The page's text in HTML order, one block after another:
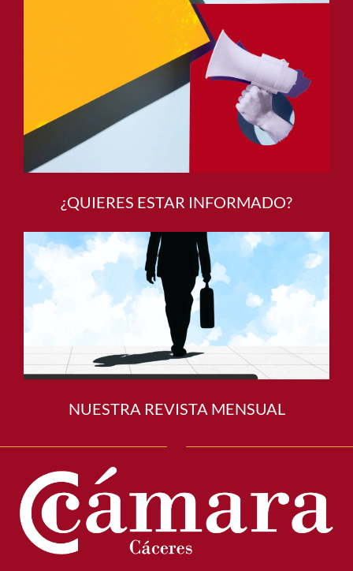
¿QUIERES ESTAR INFORMADO?
NUESTRA REVISTA MENSUAL